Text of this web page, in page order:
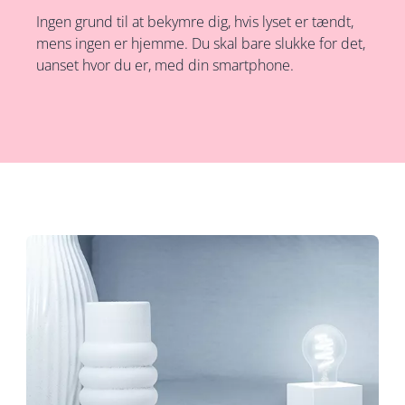
Ingen grund til at bekymre dig, hvis lyset er tændt,
mens ingen er hjemme. Du skal bare slukke for det,
uanset hvor du er, med din smartphone.